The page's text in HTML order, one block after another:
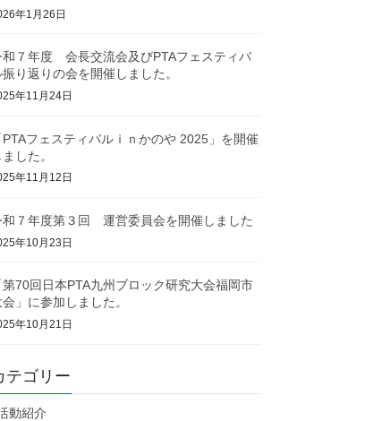
年1月26日
和７年度 会長交流会及びPTAフェスティバ
振り返りの会を開催しました。
年11月24日
PTAフェスティバルｉｎかのや 2025」を開催
ました。
年11月12日
和７年度第３回 運営委員会を開催しました
年10月23日
第70回日本PTA九州ブロック研究大会福岡市
会」に参加しました。
年10月21日
テゴリー
動紹介